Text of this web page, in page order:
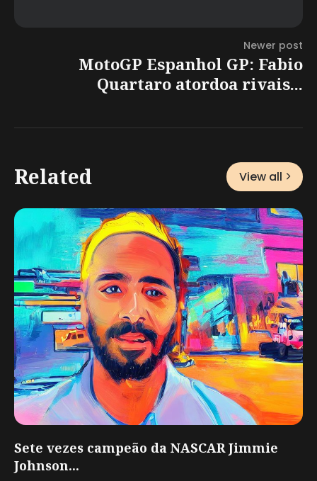
Newer post
MotoGP Espanhol GP: Fabio
Quartaro atordoa rivais...
Related View all
Sete vezes campeão da NASCAR Jimmie
Johnson...